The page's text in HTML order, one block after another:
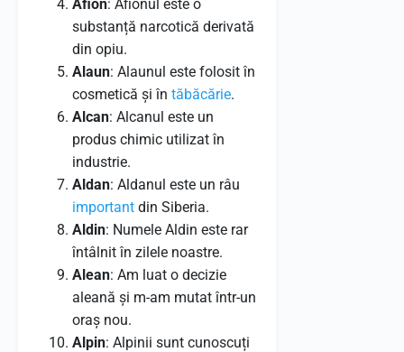
Afion: Afionul este o
substanță narcotică derivată
din opiu.
Alaun: Alaunul este folosit în
cosmetică și în tăbăcărie.
Alcan: Alcanul este un
produs chimic utilizat în
industrie.
Aldan: Aldanul este un râu
important din Siberia.
Aldin: Numele Aldin este rar
întâlnit în zilele noastre.
Alean: Am luat o decizie
aleană și m-am mutat într-un
oraș nou.
Alpin: Alpinii sunt cunoscuți